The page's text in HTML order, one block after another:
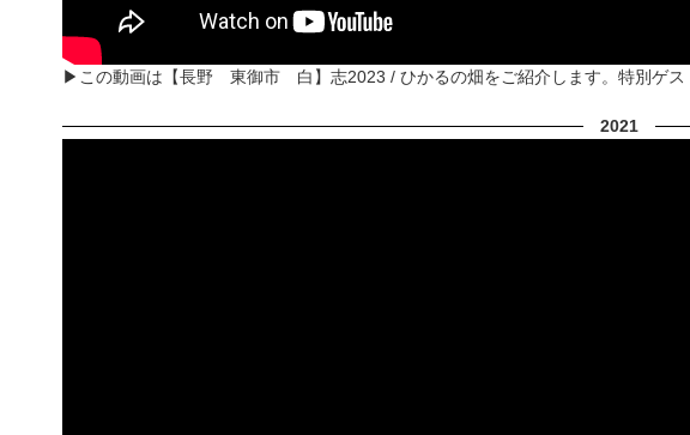
▶この動画は【長野 東御市 白】志2023 / ひかるの畑をご紹介します。特別ゲス
2021